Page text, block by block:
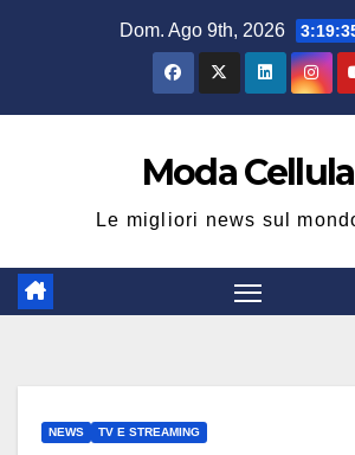
Dom. Ago 9th, 2026
Moda
Le migliori news sul
NEWS TV E STREAMING